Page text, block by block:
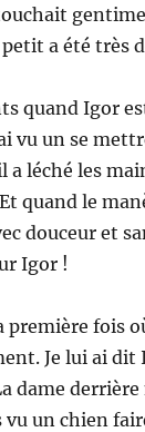
a été très
quand Igor
vu un se
léché les
quand le
douceur et
Igor !
première fois
Je lui ai dit
dame
un chien